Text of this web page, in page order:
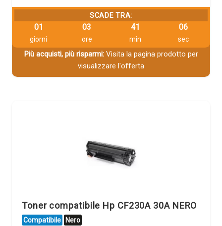
SCADE TRA:
01
giorni
03
ore
41
min
06
sec
Più acquisti, più risparmi:Visita la pagina prodotto per
visualizzare l'offerta
Toner compatibile Hp CF230A 30A NERO
Compatibile Nero